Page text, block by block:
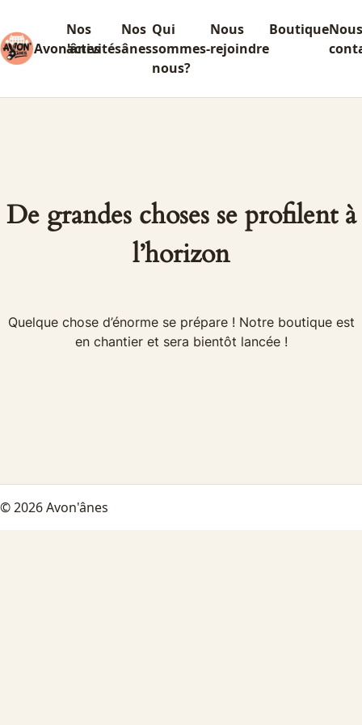
Avon'ânes
Nos
activités
Nos
ânes
Qui
sommes-
nous?
Nous
rejoindre
BoutiqueNous
De grandes choses se profilent à
l’horizon
Quelque chose d’énorme se prépare ! Notre boutique est
en chantier et sera bientôt lancée !
© 2026 Avon'ânes